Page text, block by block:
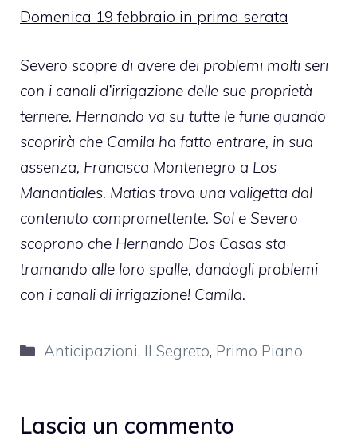
Domenica 19 febbraio in prima serata
Severo scopre di avere dei problemi molti seri
con i canali d’irrigazione delle sue proprietà
terriere. Hernando va su tutte le furie quando
scoprirà che Camila ha fatto entrare, in sua
assenza, Francisca Montenegro a Los
Manantiales. Matias trova una valigetta dal
contenuto compromettente. Sol e Severo
scoprono che Hernando Dos Casas sta
tramando alle loro spalle, dandogli problemi
con i canali di irrigazione! Camila.
Categorie
Anticipazioni, Il Segreto, Primo Piano
Lascia un commento